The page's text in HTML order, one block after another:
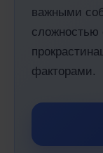
важными
сложностью
факторами.